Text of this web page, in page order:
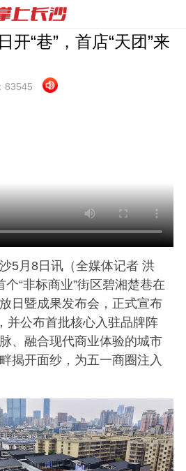
开“巷”，首店“天团”来
83545
5月8日讯（全媒体记者 洪
“非标商业”街区碧湘楚巷在
日暨成果发布会，正式宣布
并公布首批核心入驻品牌阵
、融合现代商业体验的城市
揭开面纱，为五一商圈注入